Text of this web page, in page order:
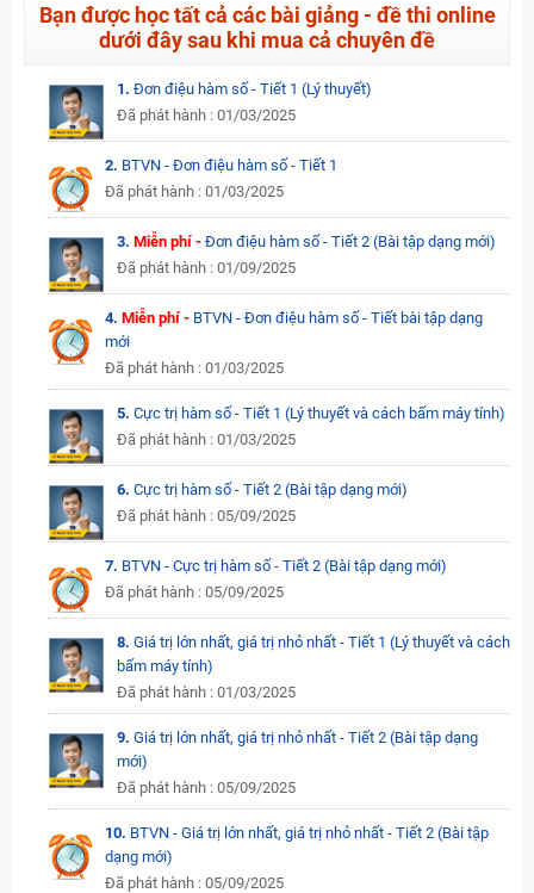
Bạn được học tất cả các bài giảng - đề thi online
dưới đây sau khi mua cả chuyên đề
1. Đơn điệu hàm số - Tiết 1 (Lý thuyết)
Đã phát hành : 01/03/2025
2. BTVN - Đơn điệu hàm số - Tiết 1
Đã phát hành : 01/03/2025
3. Miễn phí - Đơn điệu hàm số - Tiết 2 (Bài tập dạng mới)
Đã phát hành : 01/09/2025
4.Miễn phí - BTVN - Đơn điệu hàm số - Tiết bài tập dạng
mới
Đã phát hành : 01/03/2025
5. Cực trị hàm số - Tiết 1 (Lý thuyết và cách bấm máy tính)
Đã phát hành : 01/03/2025
6. Cực trị hàm số - Tiết 2 (Bài tập dạng mới)
Đã phát hành : 05/09/2025
7. BTVN - Cực trị hàm số - Tiết 2 (Bài tập dạng mới)
Đã phát hành : 05/09/2025
8. Giá trị lớn nhất, giá trị nhỏ nhất - Tiết 1 (Lý thuyết và cách
bấm máy tính)
Đã phát hành : 01/03/2025
9. Giá trị lớn nhất, giá trị nhỏ nhất - Tiết 2 (Bài tập dạng
mới)
Đã phát hành : 05/09/2025
10. BTVN - Giá trị lớn nhất, giá trị nhỏ nhất - Tiết 2 (Bài tập
dạng mới)
Đã phát hành : 05/09/2025